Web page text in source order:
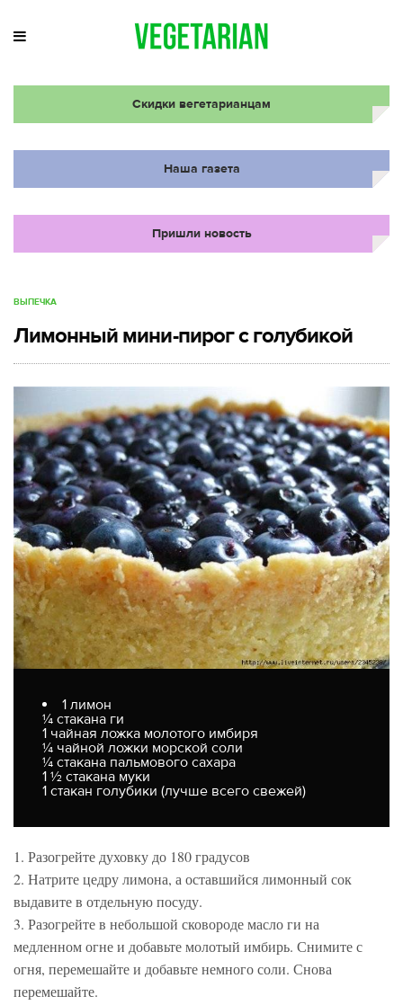
Скидки вегетарианцам
Наша газета
Пришли новость
ВЫПЕЧКА
Лимонный мини-пирог с голубикой
1 лимон
¼ стакана ги
1 чайная ложка молотого имбиря
¼ чайной ложки морской соли
¼ стакана пальмового сахара
1 ½ стакана муки
1 стакан голубики (лучше всего свежей)
1. Разогрейте духовку до 180 градусов
2. Натрите цедру лимона, а оставшийся лимонный сок
выдавите в отдельную посуду.
3. Разогрейте в небольшой сковороде масло ги на
медленном огне и добавьте молотый имбирь. Снимите с
огня, перемешайте и добавьте немного соли. Снова
перемешайте.